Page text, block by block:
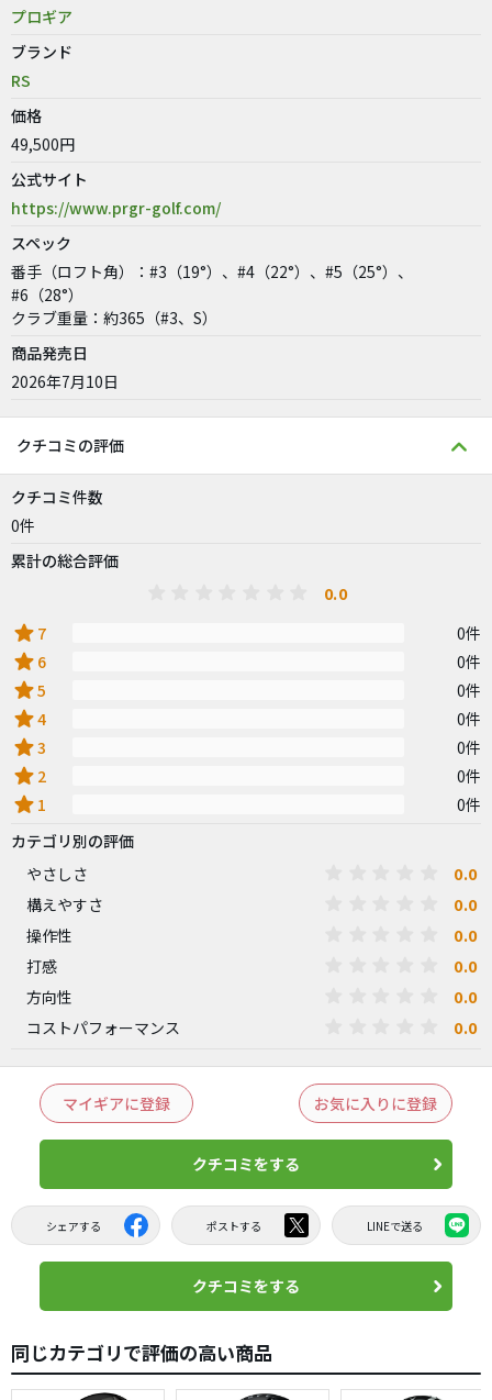
プロギア
ブランド
RS
価格
49,500円
公式サイト
https://www.prgr-golf.com/
スペック
番手（ロフト角）：#3（19°）、#4（22°）、#5（25°）、
#6（28°）
クラブ重量：約365（#3、S）
商品発売日
2026年7月10日
クチコミの評価
クチコミ件数
0件
累計の総合評価
0.0
star 7 0件
star 6 0件
star5 0件
star4 0件
star3 0件
star 2 0件
star 1
0件
カテゴリ別の評価
やさしさ
0.0
構えやすさ 0.0
操作性 0.0
打感 0.0
方向性 0.0
コストパフォーマンス 0.0
マイギアに登録 お気に入りに登録
クチコミをする
シェアする ポストする LINEで送る
クチコミをする
同じカテゴリで評価の高い商品